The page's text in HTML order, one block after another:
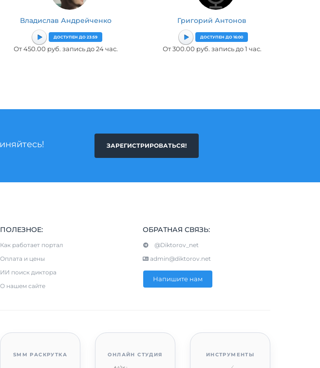
Владислав Андрейченко
ДОСТУПЕН ДО 23:59
От 450.00 руб. запись до 24 час.
Григорий Антонов
ДОСТУПЕН ДО 16:00
От 300.00 руб. запись до 1 час.
ЗАРЕГИСТРИРОВАТЬСЯ!
ПОЛЕЗНОЕ:
Как работает портал
Оплата и цены
ИИ поиск диктора
О нашем сайте
ОБРАТНАЯ СВЯЗЬ:
@Diktorov_net
admin@diktorov.net
Напишите нам
SMM РАСКРУТКА ОНЛАЙН СТУДИЯ ИНСТРУМЕНТЫ